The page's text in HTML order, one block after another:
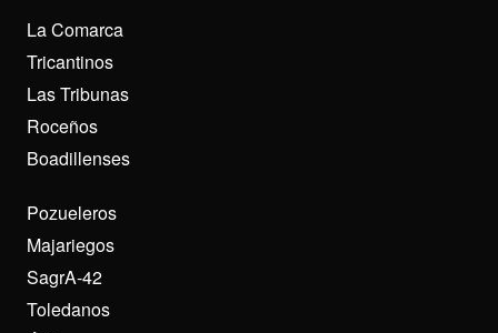
La Comarca
Tricantinos
Las Tribunas
Roceños
Boadillenses
Pozueleros
Majariegos
SagrA-42
Toledanos